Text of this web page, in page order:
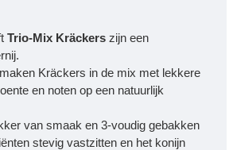
Trio-Mix Kräckers zijn een
Kräckers in de mix met lekkere
en noten op een natuurlijk
van smaak en 3-voudig gebakken
stevig vastzitten en het konijn